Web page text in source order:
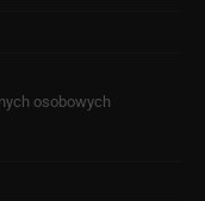
osobowych